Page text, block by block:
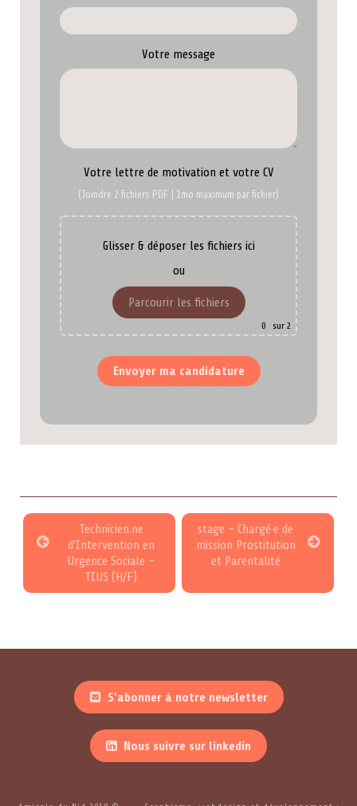
Votre message
Votre lettre de motivation et votre CV
(Joindre 2 fichiers PDF | 1mo maximum par fichier)
Glisser & déposer les fichiers ici
ou
Parcourir les fichiers
0 sur 2
Technicien.ne
d’Intervention en
Urgence Sociale –
TIUS (H/F)
stage – Chargé·e de
mission Prostitution
et Parentalité
S'abonner à notre newsletter
Nous suivre sur linkedin